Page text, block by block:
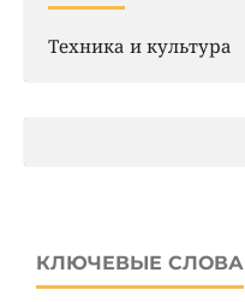
Техника и культура
КЛЮЧЕВЫЕ СЛОВА